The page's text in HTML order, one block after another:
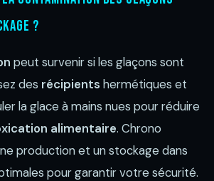
?
peut survenir si les glaçons sont
des récipients hermétiques et
la glace à mains nues pour réduire
alimentaire. Chrono
production et un stockage dans
pour garantir votre sécurité.